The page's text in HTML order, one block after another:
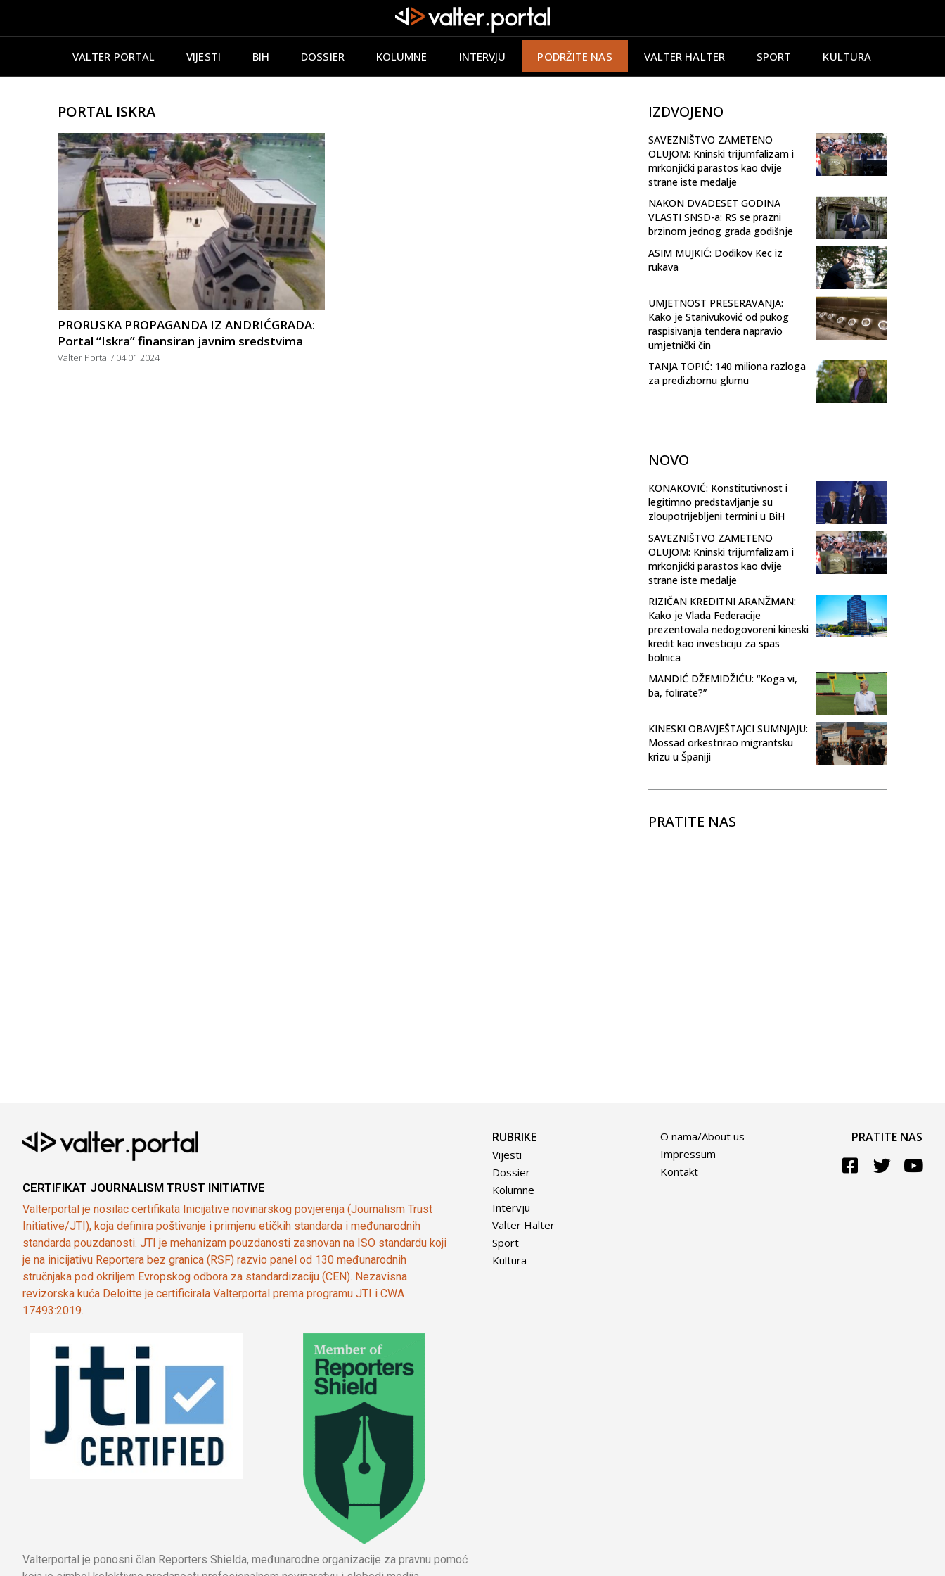
VALTER PORTAL VIJESTI BIH DOSSIER KOLUMNE INTERVJU PODRŽITE NAS VALTER HALTER SPORT KULTURA
PORTAL ISKRA
PRORUSKA PROPAGANDA IZ ANDRIĆGRADA:
Portal “Iskra” finansiran javnim sredstvima
Valter Portal 04.01.2024
IZDVOJENO
SAVEZNIŠTVO ZAMETENO
OLUJOM: Kninski trijumfalizam i
mrkonjićki parastos kao dvije
strane iste medalje
NAKON DVADESET GODINA
VLASTI SNSD-a: RS se prazni
brzinom jednog grada godišnje
ASIM MUJKIĆ: Dodikov Kec iz
rukava
UMJETNOST PRESERAVANJA:
Kako je Stanivuković od pukog
raspisivanja tendera napravio
umjetnički čin
TANJA TOPIĆ: 140 miliona razloga
za predizbornu glumu
NOVO
KONAKOVIĆ: Konstitutivnost i
legitimno predstavljanje su
zloupotrijebljeni termini u BiH
SAVEZNIŠTVO ZAMETENO
OLUJOM: Kninski trijumfalizam i
mrkonjićki parastos kao dvije
strane iste medalje
RIZIČAN KREDITNI ARANŽMAN:
Kako je Vlada Federacije
prezentovala nedogovoreni kineski
kredit kao investiciju za spas
bolnica
MANDIĆ DŽEMIDŽIĆU: “Koga vi,
ba, folirate?”
KINESKI OBAVJEŠTAJCI SUMNJAJU:
Mossad orkestrirao migrantsku
krizu u Španiji
PRATITE NAS
CERTIFIKAT JOURNALISM TRUST INITIATIVE
Valterportal je nosilac certifikata Inicijative novinarskog povjerenja (Journalism Trust
Initiative/JTI), koja definira poštivanje i primjenu etičkih standarda i međunarodnih
standarda pouzdanosti. JTI je mehanizam pouzdanosti zasnovan na ISO standardu koji
je na inicijativu Reportera bez granica (RSF) razvio panel od 130 međunarodnih
stručnjaka pod okriljem Evropskog odbora za standardizaciju (CEN). Nezavisna
revizorska kuća Deloitte je certificirala Valterportal prema programu JTI i CWA
17493:2019.
Valterportal je ponosni član Reporters Shielda, međunarodne organizacije za pravnu pomoć
RUBRIKE
Vijesti
Dossier
Kolumne
Intervju
Valter Halter
Sport
Kultura
O nama/About us
Impressum
Kontakt
PRATITE NAS